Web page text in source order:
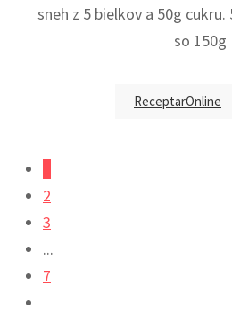
sneh z 5 bielkov a 50g
so 150g
ReceptarOnline
2
3
...
7